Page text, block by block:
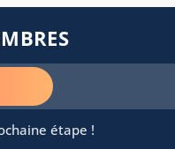
étape !